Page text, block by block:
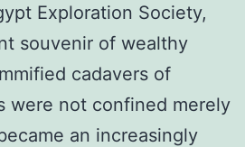
Exploration Society,
souvenir of wealthy
cadavers of
were not confined merely
an increasingly